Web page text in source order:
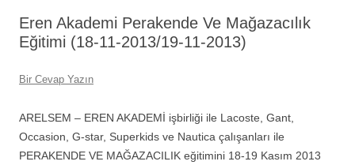
Eren Akademi Perakende Ve Mağazacılık
Eğitimi (18-11-2013/19-11-2013)
Bir Cevap Yazın
ARELSEM – EREN AKADEMİ işbirliği ile Lacoste, Gant,
Occasion, G-star, Superkids ve Nautica çalışanları ile
PERAKENDE VE MAĞAZACILIK eğitimini 18-19 Kasım 2013